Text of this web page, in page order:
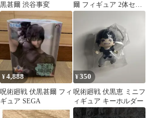
黒甚爾 渋谷事変
爾 フィギュア 2体セッ
ト
¥4,888
呪術廻戦 伏黒甚爾 フィ
ギュア SEGA
¥350
呪術廻戦 伏黒恵 ミニフ
ィギュア キーホルダー